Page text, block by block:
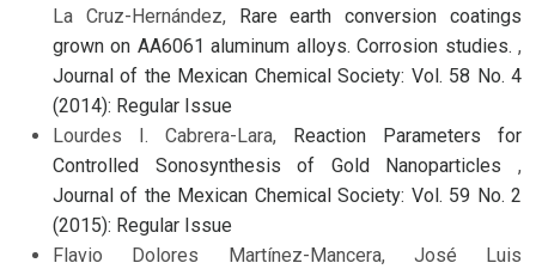
La Cruz-Hernández, Rare earth conversion coatings
grown on AA6061 aluminum alloys. Corrosion studies. ,
Journal of the Mexican Chemical Society: Vol. 58 No. 4
(2014): Regular Issue
Lourdes I. Cabrera-Lara, Reaction Parameters for
Controlled Sonosynthesis of Gold Nanoparticles ,
Journal of the Mexican Chemical Society: Vol. 59 No. 2
(2015): Regular Issue
Flavio Dolores Martínez-Mancera, José Luis